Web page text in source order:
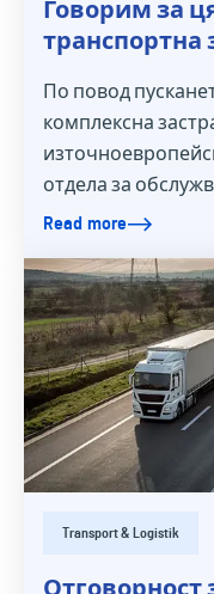
Говорим за
транспортна
По повод
комплексна
отдела за
Read more
Transport & Logistik
Отговорност